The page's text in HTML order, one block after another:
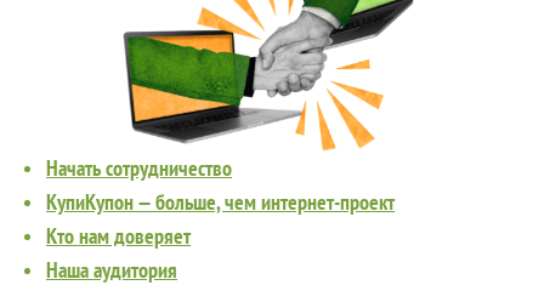
Начать сотрудничество
КупиКупон — больше, чем интернет-проект
Кто нам доверяет
Наша аудитория